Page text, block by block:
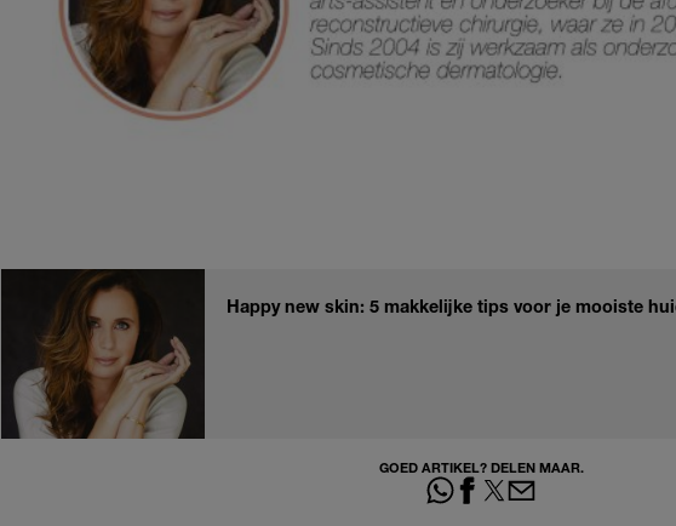
Happy new skin: 5 makkelijke tips voor je mooiste
GOED ARTIKEL? DELEN MAAR.